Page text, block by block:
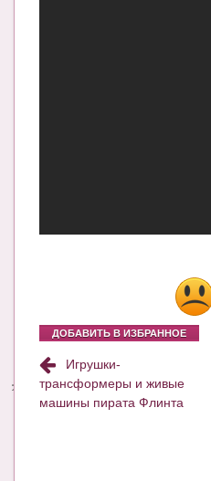
ДОБАВИТЬ В ИЗБРАННОЕ
Игрушки-
трансформеры и живые
машины пирата Флинта